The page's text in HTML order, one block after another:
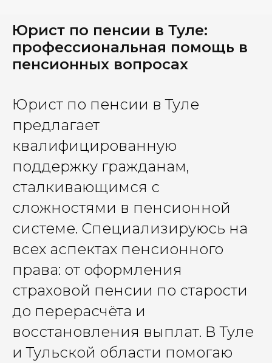
Юрист по пенсии в Туле:
профессиональная помощь в
пенсионных вопросах
Юрист по пенсии в Туле
предлагает
квалифицированную
поддержку гражданам,
сталкивающимся с
сложностями в пенсионной
системе. Специализируюсь на
всех аспектах пенсионного
права: от оформления
страховой пенсии по старости
до перерасчёта и
восстановления выплат. В Туле
и Тульской области помогаю